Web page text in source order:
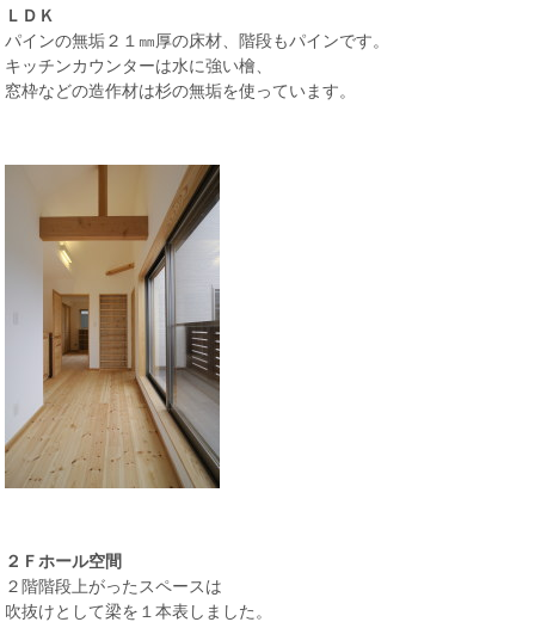
ＬＤＫ
パインの無垢２１㎜厚の床材、階段もパインです。
キッチンカウンターは水に強い檜、
窓枠などの造作材は杉の無垢を使っています。
２Ｆホール空間
２階階段上がったスペースは
吹抜けとして梁を１本表しました。